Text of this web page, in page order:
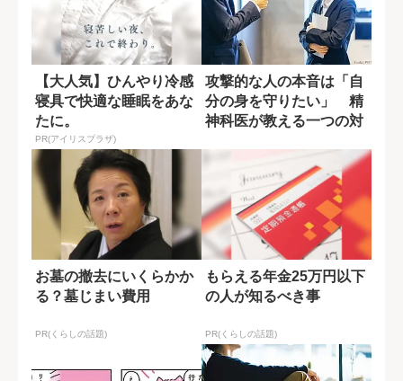
【大人気】ひんやり冷感
寝具で快適な睡眠をあな
たに。
PR(アイリスプラザ)
攻撃的な人の本音は「自
分の身を守りたい」 精
神科医が教える一つの対
お墓の撤去にいくらかか
る？墓じまい費用
PR(くらしの話題)
もらえる年金25万円以下
の人が知るべき事
PR(くらしの話題)